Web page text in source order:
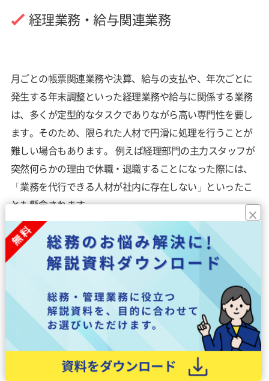
経理業務・給与関連業務
月ごとの帳票関連業務や決算、給与の支払や、年次ごとに
発生する年末調整といった経理業務や給与に関係する業務
は、多くが定型的なタスクでありながら高い専門性を要し
ます。そのため、限られた人材で円滑に処理を行うことが
難しい場合もあります。 例えば経理部門の主力スタッフが
突然何らかの理由で休職・退職することになった際には、
「業務を代行できる人材が社内に存在しない」といったこ
とも懸念されます。
各手続きや法制度に精通した専門会社へ委託することで、
業務の属人化を防ぎつつ業務の遂行をより安定的に整える
ことが可能になります。
総合受付
「企業の顔」と言われる総合受付における、来訪者や代表
×